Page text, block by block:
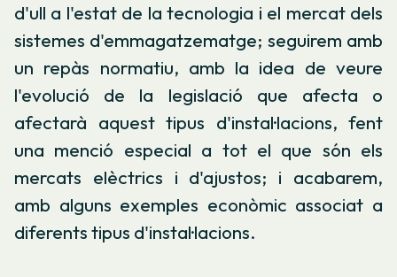
d'ull a l'estat de la tecnologia i el mercat dels
sistemes d'emmagatzematge; seguirem amb
un repàs normatiu, amb la idea de veure
l'evolució de la legislació que afecta o
afectarà aquest tipus d'instal·lacions, fent
una menció especial a tot el que són els
mercats elèctrics i d'ajustos; i acabarem,
amb alguns exemples econòmic associat a
diferents tipus d'instal·lacions.